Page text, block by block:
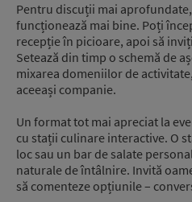
Pentru discuții mai
funcționează mai bine. Poți
recepție în picioare, apoi să
Setează din timp o schemă de
mixarea domeniilor de
aceeași companie.
Un format tot mai apreciat la
cu stații culinare interactive. O
loc sau un bar de salate
naturale de întâlnire. Invită
să comenteze opțiunile –